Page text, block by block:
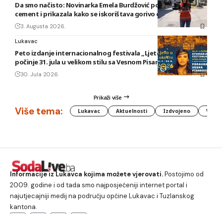
Da smo načisto: Novinarka Emela Burdžović posjetila Lukavac
cement i prikazala kako se iskorištava gorivo od otpada
3. Augusta 2026.
Lukavac
Peto izdanje internacionalnog festivala „Ljeto u Lukavcu“
počinje 31. jula u velikom stilu sa Vesnom Pisarović
30. Jula 2026.
Prikaži više
Više tema: Lukavac Aktuelnosti Izdvojeno
Informacije iz Lukavca kojima možete vjerovati.Postojimo od
2009. godine i od tada smo najposjećeniji internet portal i
najutjecajniji medij na području općine Lukavac i Tuzlanskog
kantona.